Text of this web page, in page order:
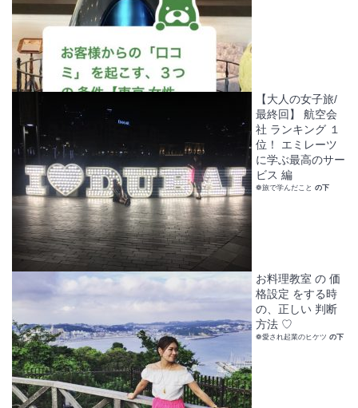
【大人の女子旅/
最終回】 航空会
社 ランキング １
位！ エミレーツ
に学ぶ最高のサー
ビス 編
❁旅で学んだこと の下
お料理教室 の 価
格設定 をする時
の、正しい 判断
方法 ♡
❁愛され起業のヒケツ の下